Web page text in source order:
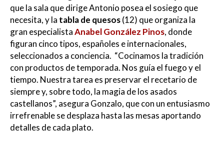
que la sala que dirige Antonio posea el sosiego que
necesita, y la tabla de quesos(12) que organiza la
gran especialistaAnabel González Pinos, donde
figuran cinco tipos, españoles e internacionales,
seleccionados a conciencia. “Cocinamos la tradición
con productos de temporada. Nos guía el fuego y el
tiempo. Nuestra tarea es preservar el recetario de
siempre y, sobre todo, la magia de los asados
castellanos”, asegura Gonzalo, que con un entusiasmo
irrefrenable se desplaza hasta las mesas aportando
detalles de cada plato.